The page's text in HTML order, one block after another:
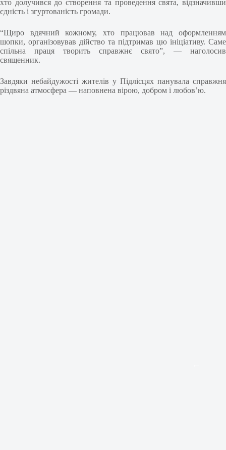
хто долучився до створення та проведення свята, відзначивши
єдність і згуртованість громади.
“Щиро вдячний кожному, хто працював над оформленням
шопки, організовував дійство та підтримав цю ініціативу. Саме
спільна праця творить справжнє свято”, — наголосив
священник.
Завдяки небайдужості жителів у Підлісцях панувала справжня
різдвяна атмосфера — наповнена вірою, добром і любов’ю.